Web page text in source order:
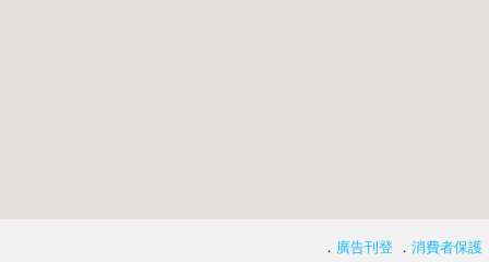
． 廣告刊登 ． 消費者保護